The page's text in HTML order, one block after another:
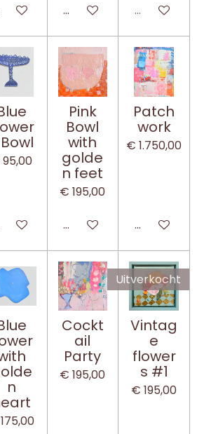
winkelwagenIn winkelwagenUitverkocht
winkelwagen
Pink
Bowl
with
golde
n feet
€ 195,00
In winkelwagen
Patch
work
€ 1.750,00
In
n
Cockt
ail
Party
€ 195,00
Uitverkocht
Vintag
e
flower
s #1
€ 195,00